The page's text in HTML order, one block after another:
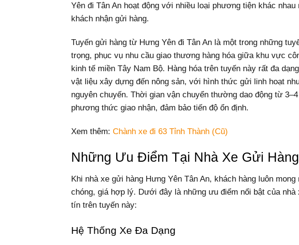
Yên đi Tân An hoạt động với nhiều loại phương tiện khác
khách nhận gửi hàng.
Tuyến gửi hàng từ Hưng Yên đi Tân An là một trong những
trọng, phục vụ nhu cầu giao thương hàng hóa giữa khu vực
kinh tế miền Tây Nam Bộ. Hàng hóa trên tuyến này rất đa
vật liệu xây dựng đến nông sản, với hình thức gửi linh hoạt
nguyên chuyến. Thời gian vận chuyển thường dao động từ
phương thức giao nhận, đảm bảo tiến độ ổn định.
Xem thêm: Chành xe đi 63 Tỉnh Thành (Cũ)
Những Ưu Điểm Tại Nhà Xe Gửi
Khi nhà xe gửi hàng Hưng Yên Tân An, khách hàng luôn
chóng, giá hợp lý. Dưới đây là những ưu điểm nổi bật của nhà
tín trên tuyến này:
Hệ Thống Xe Đa Dạng